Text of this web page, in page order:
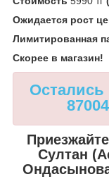
Ожидается рост
Лимитированная
Скорее в магазин!
Султан